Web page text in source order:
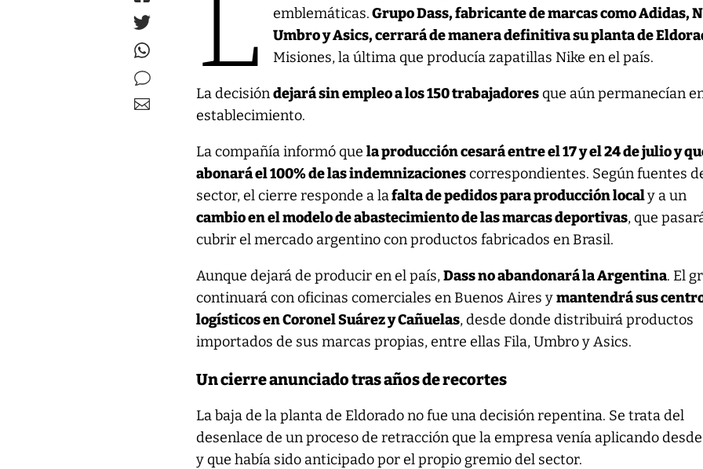
emblemáticas.Grupo Dass, fabricante de marcas como Adidas,
Umbro y Asics, cerrará de manera definitiva su planta de
Misiones, la última que producía zapatillas Nike en el país.
La decisióndejará sin empleo a los 150 trabajadoresque aún permanecían
establecimiento.
La compañía informó quela producción cesará entre el 17 y el 24 de julio y
abonará el 100% de las indemnizacionescorrespondientes. Según fuentes
sector, el cierre responde a lafalta de pedidos para producción localy a un
cambio en el modelo de abastecimiento de las marcas deportivas, que
cubrir el mercado argentino con productos fabricados en Brasil.
Aunque dejará de producir en el país,Dass no abandonará la Argentina. El
continuará con oficinas comerciales en Buenos Aires ymantendrá sus
logísticos en Coronel Suárez y Cañuelas, desde donde distribuirá productos
importados de sus marcas propias, entre ellas Fila, Umbro y Asics.
Un cierre anunciado tras años de recortes
La baja de la planta de Eldorado no fue una decisión repentina. Se trata del
desenlace de un proceso de retracción que la empresa venía aplicando
y que había sido anticipado por el propio gremio del sector.